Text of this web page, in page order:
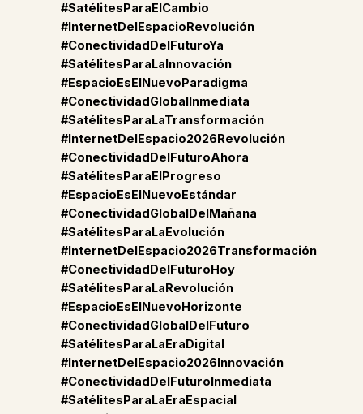
#SatélitesParaElCambio
#InternetDelEspacioRevolución
#ConectividadDelFuturoYa
#SatélitesParaLaInnovación
#EspacioEsElNuevoParadigma
#ConectividadGlobalInmediata
#SatélitesParaLaTransformación
#InternetDelEspacio2026Revolución
#ConectividadDelFuturoAhora
#SatélitesParaElProgreso
#EspacioEsElNuevoEstándar
#ConectividadGlobalDelMañana
#SatélitesParaLaEvolución
#InternetDelEspacio2026Transformación
#ConectividadDelFuturoHoy
#SatélitesParaLaRevolución
#EspacioEsElNuevoHorizonte
#ConectividadGlobalDelFuturo
#SatélitesParaLaEraDigital
#InternetDelEspacio2026Innovación
#ConectividadDelFuturoInmediata
#SatélitesParaLaEraEspacial